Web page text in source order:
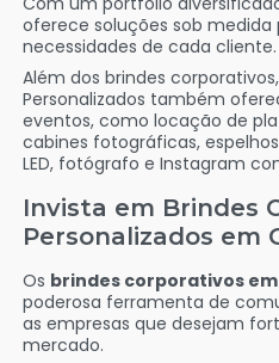
oferece soluções sob medida
necessidades de cada cliente.
Além dos brindes
Personalizados também
eventos, como locação de
cabines fotográficas,
LED, fotógrafo e Instagram
Invista em Brindes
Personalizados em
Os brindes corporativos
poderosa ferramenta de
as empresas que desejam
mercado.